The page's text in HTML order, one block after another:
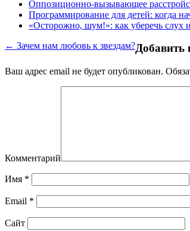
Оппозиционно-вызывающее
Программирование для детей: когда
«Осторожно, шум!»: как уберечь слух
← Зачем нам любовь к звездам?Добавить
Ваш адрес email не будет опубликован.
Комментарий
Имя *
Email *
Сайт